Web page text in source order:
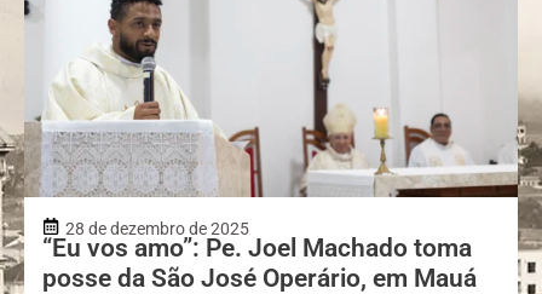
28 de dezembro de 2025
“Eu vos amo”: Pe. Joel Machado toma
posse da São José Operário, em Mauá